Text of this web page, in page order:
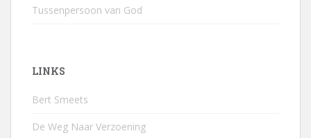
Tussenpersoon van God
LINKS
Bert Smeets
De Weg Naar Verzoening